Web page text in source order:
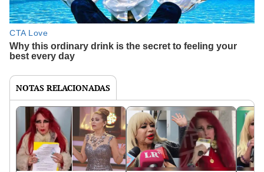
NOTAS RELACIONADAS